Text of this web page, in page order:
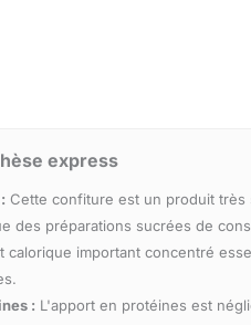
express
Cette confiture est un produit très
des préparations sucrées de
calorique important concentré
: L'apport en protéines est